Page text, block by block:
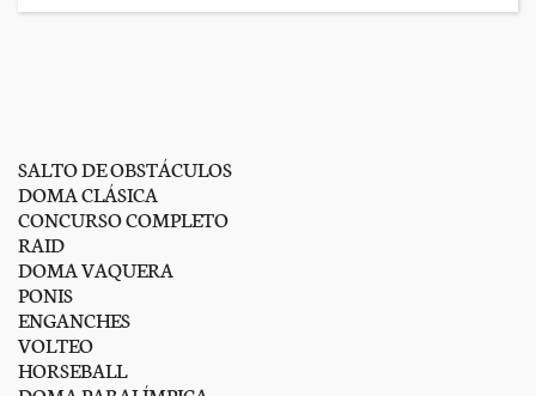
SALTO DE OBSTÁCULOS
DOMA CLÁSICA
CONCURSO COMPLETO
RAID
DOMA VAQUERA
PONIS
ENGANCHES
VOLTEO
HORSEBALL